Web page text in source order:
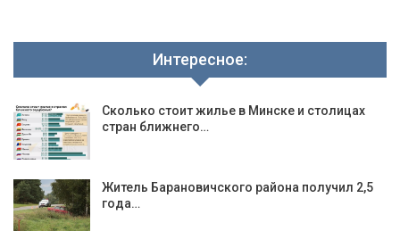
Интересное:
Сколько стоит жилье в Минске и столицах
стран ближнего…
Житель Барановичского района получил 2,5
года…